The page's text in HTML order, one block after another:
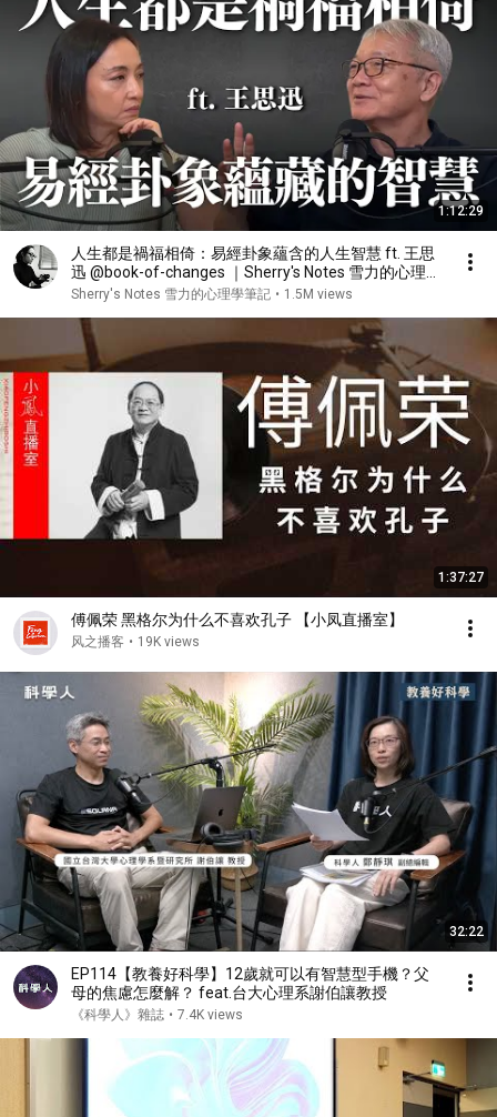
1:12:29
人生都是禍福相倚：易經卦象蘊含的人生智慧 ft. 王思
迅 @book-of-changes ｜Sherry's Notes 雪力的心理學
筆記
Sherry's Notes 雪力的心理學筆記 • 1.5M views
1:37:27
傅佩荣 黑格尔为什么不喜欢孔子 【小凤直播室】
风之播客 • 19K views
32:22
EP114【教養好科學】12歲就可以有智慧型手機？父
母的焦慮怎麼解？ feat.台大心理系謝伯讓教授
《科學人》雜誌 • 7.4K views